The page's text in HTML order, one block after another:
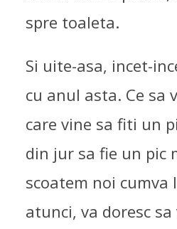
spre toaleta.
Si uite-asa, incet-
cu anul asta. Ce sa
care vine sa fiti un
din jur sa fie un pic
scoatem noi cumva
atunci, va doresc